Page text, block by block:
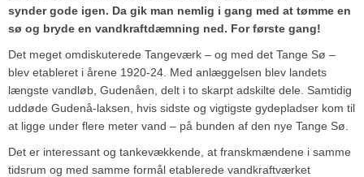
synder gode igen. Da gik man nemlig i gang med at tømme en
sø og bryde en vandkraftdæmning ned. For første gang!
Det meget omdiskuterede Tangeværk – og med det Tange Sø –
blev etableret i årene 1920-24. Med anlæggelsen blev landets
længste vandløb, Gudenåen, delt i to skarpt adskilte dele. Samtidig
uddøde Gudenå-laksen, hvis sidste og vigtigste gydepladser kom til
at ligge under flere meter vand – på bunden af den nye Tange Sø.
Det er interessant og tankevækkende, at franskmændene i samme
tidsrum og med samme formål etablerede vandkraftværket